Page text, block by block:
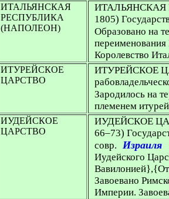
ИТАЛЬЯНСКАЯ
РЕСПУБЛИКА
(НАПОЛЕОН)
1805)
Образовано на
переименования
Королевство
ИТУРЕЙСКОЕ
ЦАРСТВО
ИТУРЕЙСКОЕ
Зародилось на
племенем
ИУДЕЙСКОЕ
ЦАРСТВО
ИУДЕЙСКОЕ
66–73)
совр. Израиля
Иудейского
Завоевано
Империи.